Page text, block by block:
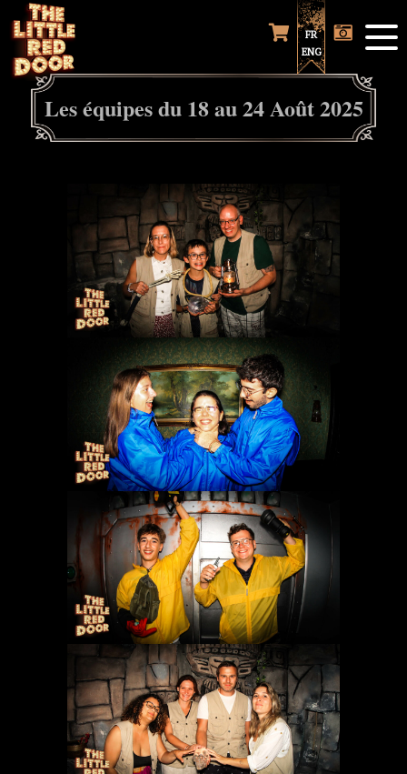
FR
ENG
Les équipes du 18 au 24 Août 2025